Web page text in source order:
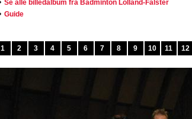
Se alle billedalbum fra Badminton Lolland-Falster
Guide
1 2 3 4 5 6 7 8 9 10 11 12